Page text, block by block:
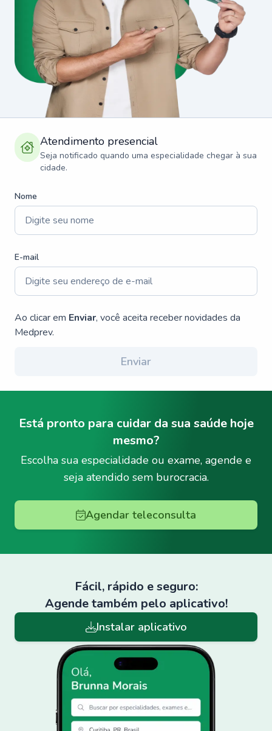
Atendimento presencial
Seja notificado quando uma especialidade chegar à sua
cidade.
Nome
E-mail
Ao clicar em Enviar, você aceita receber novidades da
Medprev.
Enviar
Está pronto para cuidar da sua saúde hoje
mesmo?
Escolha sua especialidade ou exame, agende e
seja atendido sem burocracia.
Agendar teleconsulta
Fácil, rápido e seguro:
Agende também pelo aplicativo!
Instalar aplicativo